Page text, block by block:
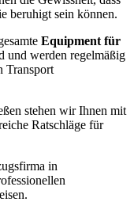
beruhigt sein können.
Equipment für
und werden regelmäßig
Transport
stehen wir Ihnen mit
Ratschläge für
in